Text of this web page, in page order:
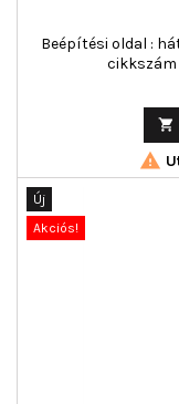
Beépítési oldal :
cikkszám


Új
Akciós!